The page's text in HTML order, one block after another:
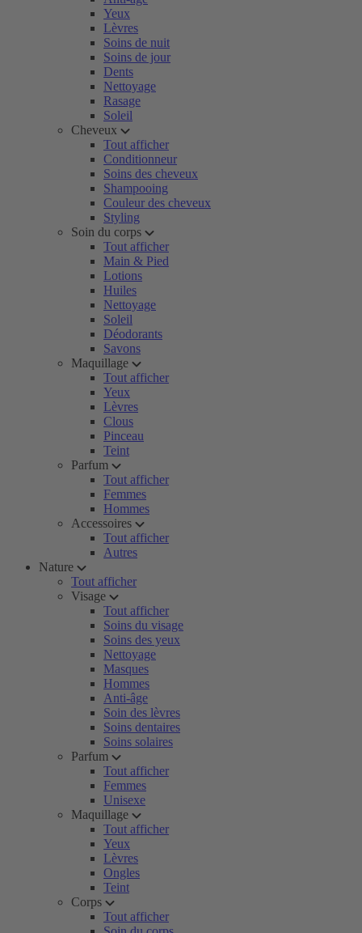
Yeux
Lèvres
Soins de nuit
Soins de jour
Dents
Nettoyage
Rasage
Soleil
Cheveux
Tout afficher
Conditionneur
Soins des cheveux
Shampooing
Couleur des cheveux
Styling
Soin du corps
Tout afficher
Main & Pied
Lotions
Huiles
Nettoyage
Soleil
Déodorants
Savons
Maquillage
Tout afficher
Yeux
Lèvres
Clous
Pinceau
Teint
Parfum
Tout afficher
Femmes
Hommes
Accessoires
Tout afficher
Autres
Nature
Tout afficher
Visage
Tout afficher
Soins du visage
Soins des yeux
Nettoyage
Masques
Hommes
Anti-âge
Soin des lèvres
Soins dentaires
Soins solaires
Parfum
Tout afficher
Femmes
Unisexe
Maquillage
Tout afficher
Yeux
Lèvres
Ongles
Teint
Corps
Tout afficher